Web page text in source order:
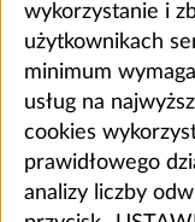
wykorzystanie i
użytkownikach
minimum
usług na
cookies
prawidłowego
analizy liczby